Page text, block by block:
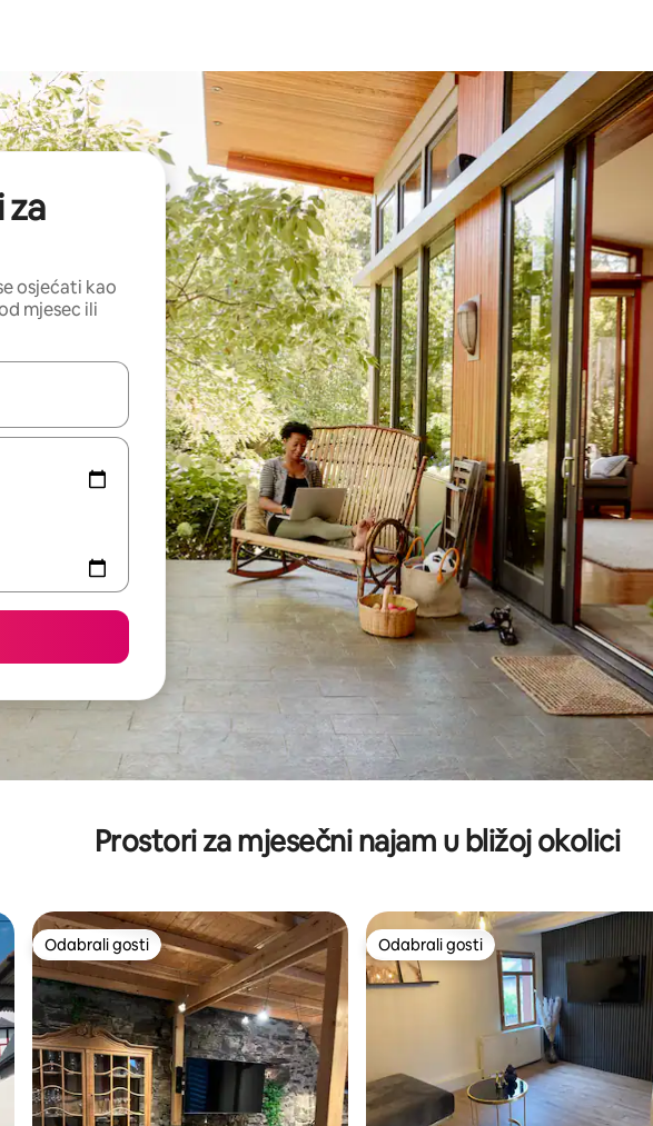
osjećati kao
mjesec ili
ih pregledati koristeći se strelicama prema gore i prema dolje, kao i dodirom ili
Prostori za mjesečni najam u bližoj okolici
Odabrali gosti
Odabrali gosti Odabrali gosti
Odabrali gosti